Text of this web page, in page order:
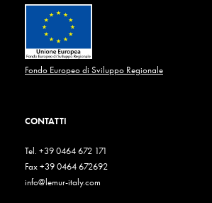
Fondo Europeo di Sviluppo Regionale
CONTATTI
Tel. +39 0464 672 171
Fax +39 0464 672692
info@lemur-italy.com